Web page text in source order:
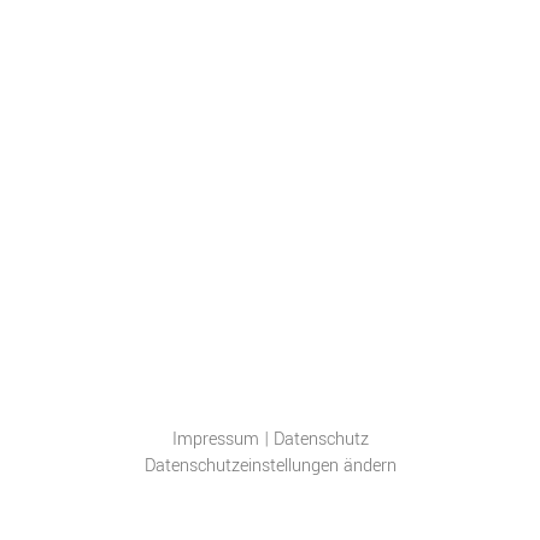
Impressum | Datenschutz
Datenschutzeinstellungen ändern